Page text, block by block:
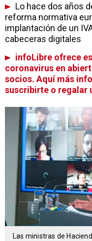
Lo hace dos años
reforma normativa
implantación de un
cabeceras digitales
infoLibre ofrece
coronavirus en
socios. Aquí más
suscribirte o regalar
Las ministras de